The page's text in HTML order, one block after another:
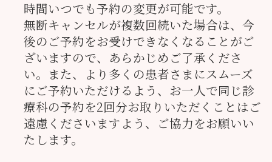
時間いつでも予約の変更が可能です。
無断キャンセルが複数回続いた場合は、今
後のご予約をお受けできなくなることがご
ざいますので、あらかじめご了承くださ
い。また、より多くの患者さまにスムーズ
にご予約いただけるよう、お一人で同じ診
療科の予約を2回分お取りいただくことはご
遠慮くださいますよう、ご協力をお願いい
たします。